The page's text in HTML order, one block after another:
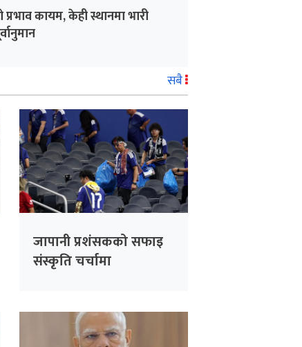
कायम, केही स्थानमा भारी
सबै
जापानी प्रशंसकको सफाइ
संस्कृति चर्चामा